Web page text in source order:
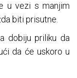
u vezi s manjim
biti prisutne.
dobiju priliku da
da će uskoro u